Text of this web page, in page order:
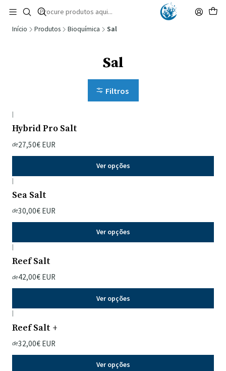
🚚 Portugal Continental: Portes Grátis desde 149,90€ (Envio extresso: 14,90€)
Ler mais
Início Produtos Bioquímica Sal
Sal
Filtros
|
Hybrid Pro Salt
de27,50€ EUR
Ver opções
|
Sea Salt
de30,00€ EUR
Ver opções
|
Reef Salt
de42,00€ EUR
Ver opções
|
Reef Salt +
de32,00€ EUR
Ver opções